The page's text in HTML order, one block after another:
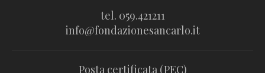
tel. 059.421211
info@fondazionesancarlo.it
Posta certificata (PEC)